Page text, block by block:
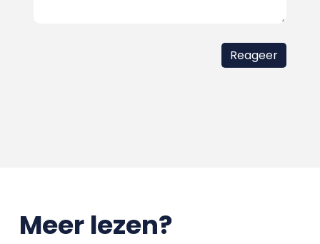
Meer lezen?